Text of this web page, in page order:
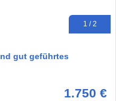
1 / 2
gut geführtes
1.750 €